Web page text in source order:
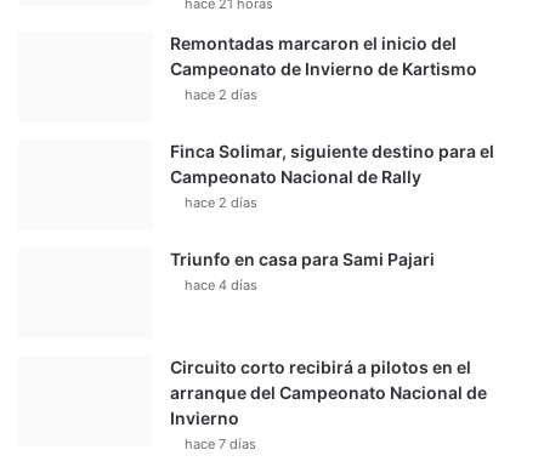
hace 21 horas
Remontadas marcaron el inicio del
Campeonato de Invierno de Kartismo
hace 2 días
Finca Solimar, siguiente destino para el
Campeonato Nacional de Rally
hace 2 días
Triunfo en casa para Sami Pajari
hace 4 días
Circuito corto recibirá a pilotos en el
arranque del Campeonato Nacional de
Invierno
hace 7 días